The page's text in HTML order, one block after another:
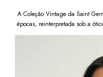
A Coleção Vintage da Saint
épocas, reinterpretada sob a